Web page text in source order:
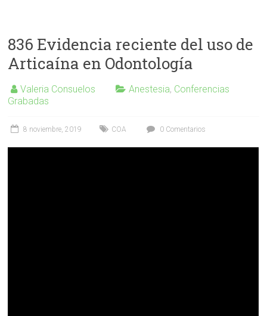
836 Evidencia reciente del uso de
Articaína en Odontología
Valeria Consuelos Anestesia, Conferencias
Grabadas
8 noviembre, 2019 COA 0 Comentarios